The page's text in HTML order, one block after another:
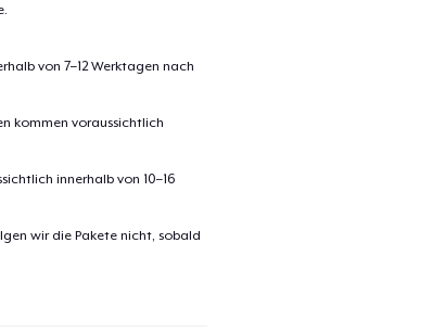
von 7–12 Werktagen nach
kommen voraussichtlich
innerhalb von 10–16
wir die Pakete nicht, sobald